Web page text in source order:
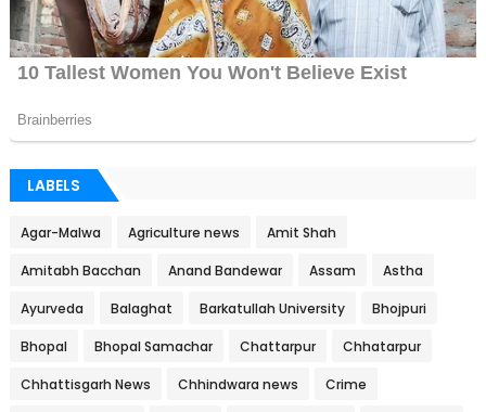
LABELS
Agar-Malwa Agriculture news Amit Shah
Amitabh Bacchan Anand Bandewar Assam Astha
Ayurveda Balaghat Barkatullah University Bhojpuri
Bhopal Bhopal Samachar Chattarpur Chhatarpur
Chhattisgarh News Chhindwara news Crime